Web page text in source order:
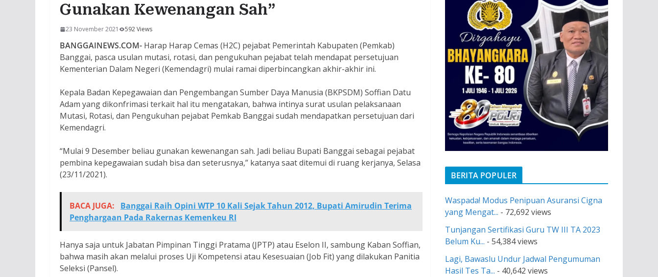
Gunakan Kewenangan Sah”
23 November 2021 592 Views
BANGGAINEWS.COM- Harap Harap Cemas (H2C) pejabat Pemerintah Kabupaten (Pemkab)
Banggai, pasca usulan mutasi, rotasi, dan pengukuhan pejabat telah mendapat persetujuan
Kementerian Dalam Negeri (Kemendagri) mulai ramai diperbincangkan akhir-akhir ini.
Kepala Badan Kepegawaian dan Pengembangan Sumber Daya Manusia (BKPSDM) Soffian Datu
Adam yang dikonfrimasi terkait hal itu mengatakan, bahwa intinya surat usulan pelaksanaan
Mutasi, Rotasi, dan Pengukuhan pejabat Pemkab Banggai sudah mendapatkan persetujuan dari
Kemendagri.
“Mulai 9 Desember beliau gunakan kewenangan sah. Jadi beliau Bupati Banggai sebagai pejabat
pembina kepegawaian sudah bisa dan seterusnya,” katanya saat ditemui di ruang kerjanya, Selasa
(23/11/2021).
BACA JUGA:
Banggai Raih Opini WTP 10 Kali Sejak Tahun 2012, Bupati Amirudin Terima
Penghargaan Pada Rakernas Kemenkeu RI
Hanya saja untuk Jabatan Pimpinan Tinggi Pratama (JPTP) atau Eselon II, sambung Kaban Soffian,
bahwa masih akan melalui proses Uji Kompetensi atau Kesesuaian (Job Fit) yang dilakukan Panitia
Seleksi (Pansel).
BERITA POPULER
Waspada! Modus Penipuan Asuransi Cigna
yang Mengat... - 72,692 views
Tunjangan Sertifikasi Guru TW III TA 2023
Belum Ku... - 54,384 views
Lagi, Bawaslu Undur Jadwal Pengumuman
Hasil Tes Ta... - 40,642 views